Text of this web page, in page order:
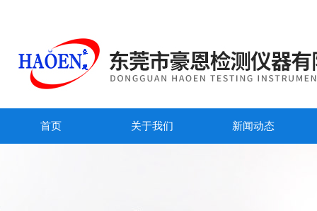
首页 关于我们 新闻动态